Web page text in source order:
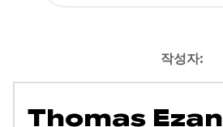
작성자:
Thomas Ezan